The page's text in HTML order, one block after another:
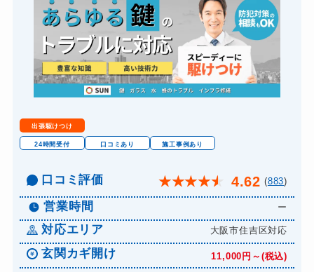
バイクカギ作成 別途お見積り
スーツケースカギ開け 11,000円～(税込)
スーツケースカギ作成 別途お見積り
金庫カギ開け 11,000円～(税込)
金庫カギ修理
金庫カギ交換
ドアノブカギ開け
ドアノブカギ作成 別途お見積り
ドアノブカギ交換 別途お見積り
出張駆けつけ
24時間受付 口コミあり 施工事例あり
口コミ評価 ★★★★★ 4.62 (883)
営業時間 ー
対応エリア 大阪市住吉区対応
玄関カギ開け 11,000円～(税込)